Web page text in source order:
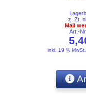
z. Zt.
Mail
Art.-
inkl. 19 %